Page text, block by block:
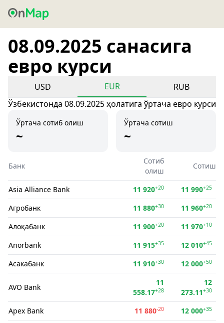
08.09.2025 санасига
евро курси
USD EUR
RUB
Ўзбекистонда 08.09.2025 ҳолатига ўртача евро курси
Ўртача сотиб олиш
~
Ўртача сотиш
~
Банк
Сотиб
олиш
Сотиш
Asia Alliance Bank 11 920+20 11 990+25
Агробанк 11 880+30 11 960+20
Алоқабанк 11 900+20 11 970+10
Anorbank 11 915+35 12 010+45
Асакабанк 11 910+30 12 000+50
AVO Bank
11
558.17+28
12
273.11+30
Apex Bank 11 880-20 12 000+35